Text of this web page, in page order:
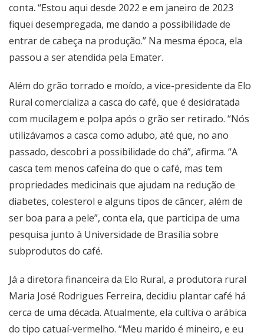
conta. “Estou aqui desde 2022 e em janeiro de 2023
fiquei desempregada, me dando a possibilidade de
entrar de cabeça na produção.” Na mesma época, ela
passou a ser atendida pela Emater.
Além do grão torrado e moído, a vice-presidente da Elo
Rural comercializa a casca do café, que é desidratada
com mucilagem e polpa após o grão ser retirado. “Nós
utilizávamos a casca como adubo, até que, no ano
passado, descobri a possibilidade do chá”, afirma. “A
casca tem menos cafeína do que o café, mas tem
propriedades medicinais que ajudam na redução de
diabetes, colesterol e alguns tipos de câncer, além de
ser boa para a pele”, conta ela, que participa de uma
pesquisa junto à Universidade de Brasília sobre
subprodutos do café.
Já a diretora financeira da Elo Rural, a produtora rural
Maria José Rodrigues Ferreira, decidiu plantar café há
cerca de uma década. Atualmente, ela cultiva o arábica
do tipo catuaí-vermelho. “Meu marido é mineiro, e eu